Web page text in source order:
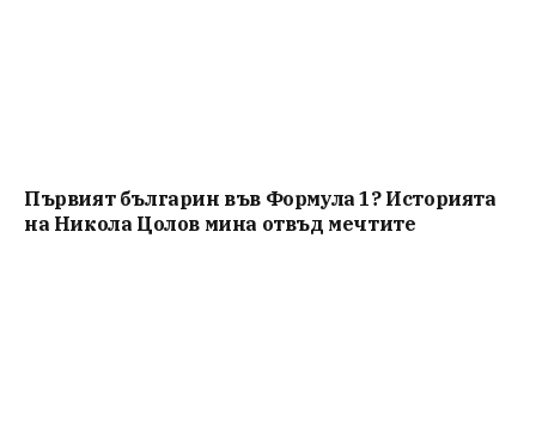
Първият българин във Формула 1? Историята
на Никола Цолов мина отвъд мечтите